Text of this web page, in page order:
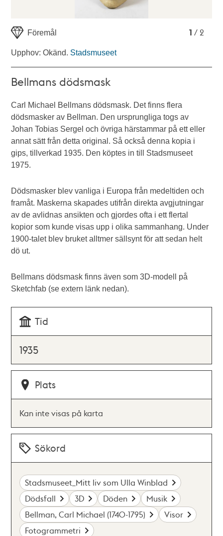
1 / 2
Föremål
Upphov: Okänd. Stadsmuseet
Bellmans dödsmask
Carl Michael Bellmans dödsmask. Det finns flera
dödsmasker av Bellman. Den ursprungliga togs av
Johan Tobias Sergel och övriga härstammar på ett eller
annat sätt från detta original. Så också denna kopia i
gips, tillverkad 1935. Den köptes in till Stadsmuseet
1975.
Dödsmasker blev vanliga i Europa från medeltiden och
framåt. Maskerna skapades utifrån direkta avgjutningar
av de avlidnas ansikten och gjordes ofta i ett flertal
kopior som kunde visas upp i olika sammanhang. Under
1900-talet blev bruket alltmer sällsynt för att sedan helt
dö ut.
Bellmans dödsmask finns även som 3D-modell på
Sketchfab (se extern länk nedan).
Tid
1935
Plats
Kan inte visas på karta
Sökord
Stadsmuseet_Mitt liv som Ulla Winblad
Dödsfall
3D Döden
Musik
Bellman, Carl Michael (1740-1795)
Visor
Fotogrammetri